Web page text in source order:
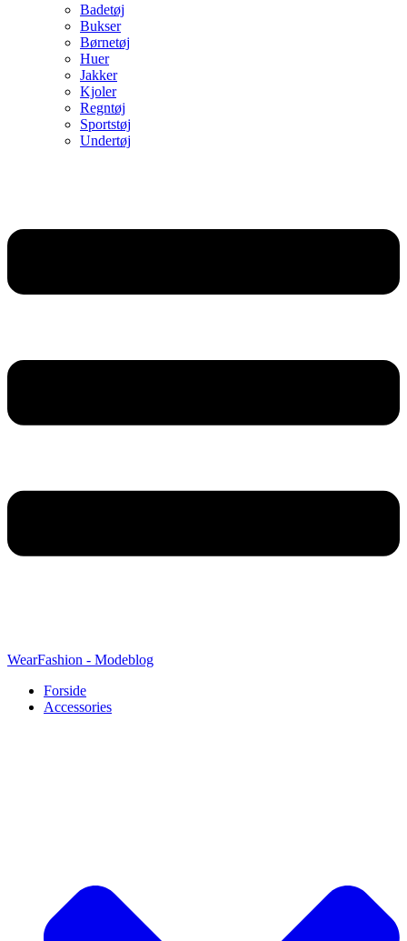
Badetøj
Bukser
Børnetøj
Huer
Jakker
Kjoler
Regntøj
Sportstøj
Undertøj
WearFashion - Modeblog
Forside
Accessories